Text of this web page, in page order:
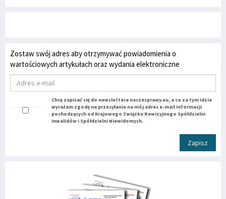
Zostaw swój adres aby otrzymywać powiadomienia o
wartościowych artykułach oraz wydania elektroniczne
Chcę zapisać się do newslettera naszesprawy.eu, a co za tym idzie
wyrażam zgodę na przesyłanie na mój adres e-mail informacji
pochodzących od Krajowego Związku Rewizyjnego Spółdzielni
Inwalidów i Spółdzielni Niewidomych.
Zapisz